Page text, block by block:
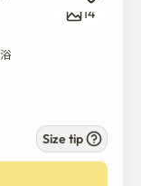
程
地下室进入地铁
的广泛公交站，
14
Size tip